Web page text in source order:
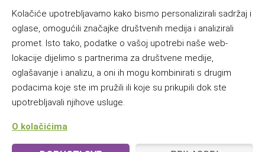
Kolačiće upotrebljavamo kako bismo personalizirali sadržaj i
oglase, omogućili značajke društvenih medija i analizirali
promet. Isto tako, podatke o vašoj upotrebi naše web-
lokacije dijelimo s partnerima za društvene medije,
oglašavanje i analizu, a oni ih mogu kombinirati s drugim
podacima koje ste im pružili ili koje su prikupili dok ste
upotrebljavali njihove usluge.
O kolačićima